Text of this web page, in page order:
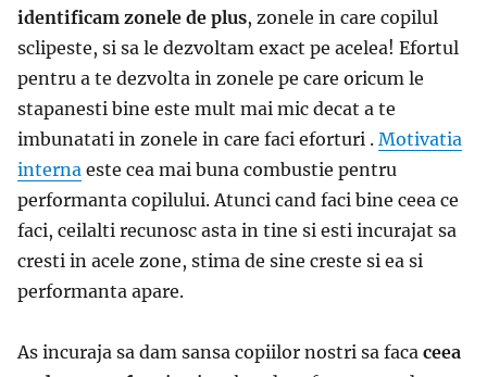
identificam zonele de plus, zonele in care copilul
sclipeste, si sa le dezvoltam exact pe acelea! Efortul
pentru a te dezvolta in zonele pe care oricum le
stapanesti bine este mult mai mic decat a te
imbunatati in zonele in care faci eforturi . Motivatia
interna este cea mai buna combustie pentru
performanta copilului. Atunci cand faci bine ceea ce
faci, ceilalti recunosc asta in tine si esti incurajat sa
cresti in acele zone, stima de sine creste si ea si
performanta apare.
As incuraja sa dam sansa copiilor nostri sa faca ceea